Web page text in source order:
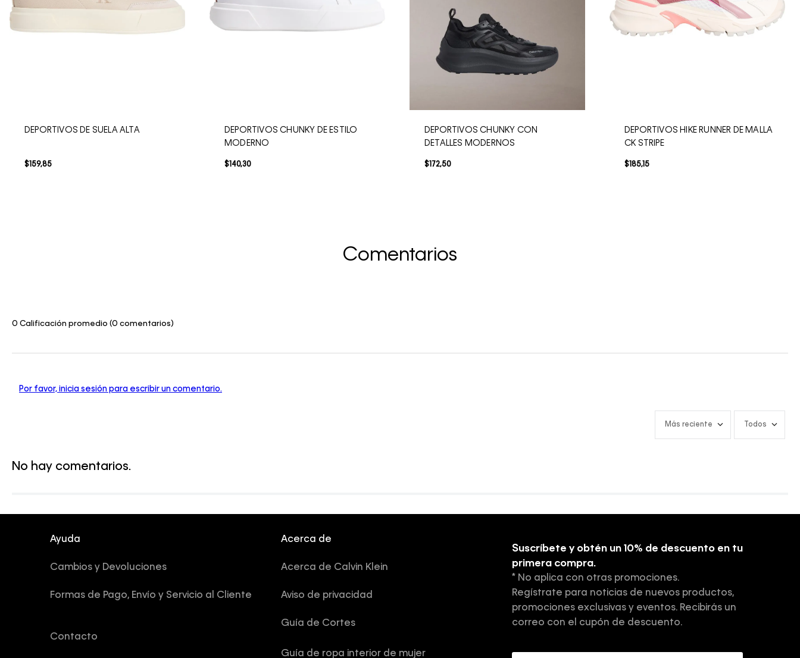
DEPORTIVOS DE SUELA ALTA
$159,85
DEPORTIVOS CHUNKY DE ESTILO
MODERNO
$140,30
DEPORTIVOS CHUNKY CON
DETALLES MODERNOS
$172,50
DEPORTIVOS HIKE RUNNER DE MALLA
CK STRIPE
$185,15
Comentarios
0 Calificación promedio (0 comentarios)
Por favor, inicia sesión para escribir un comentario.
Más reciente Todos
No hay comentarios.
Ayuda
Cambios y Devoluciones
Formas de Pago, Envío y Servicio al Cliente
Contacto
Acerca de
Acerca de Calvin Klein
Aviso de privacidad
Guía de Cortes
Guía de ropa interior de mujer
Suscríbete y obtén un 10% de descuento en tu
primera compra.
* No aplica con otras promociones.
Regístrate para noticias de nuevos productos,
promociones exclusivas y eventos. Recibirás un
correo con el cupón de descuento.